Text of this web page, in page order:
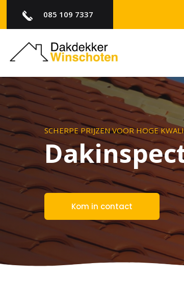
085 109 7337
SCHERPE PRIJZEN VOOR HOGE
Kom in contact